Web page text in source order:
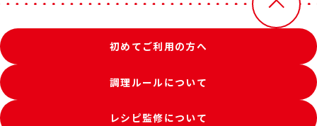
初めてご利用の方へ
調理ルールについて
レシピ監修について